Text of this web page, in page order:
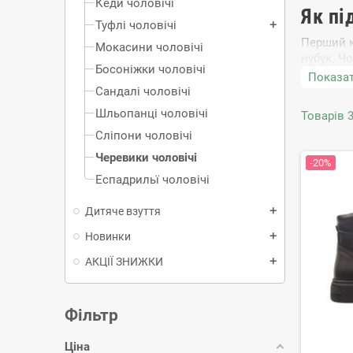
Кеди чоловічі
Туфлі чоловічі
add
Mокасини чоловічі
Босоніжки чоловічі
Сандалі чоловічі
Шльопанці чоловічі
Сліпони чоловічі
Черевики чоловічі
Еспадрильї чоловічі
Дитяче взуття add
Новинки add
АКЦІЇ ЗНИЖКИ add
Фільтр
Ціна
Як
Перший
Щоб
Товарів
-20%